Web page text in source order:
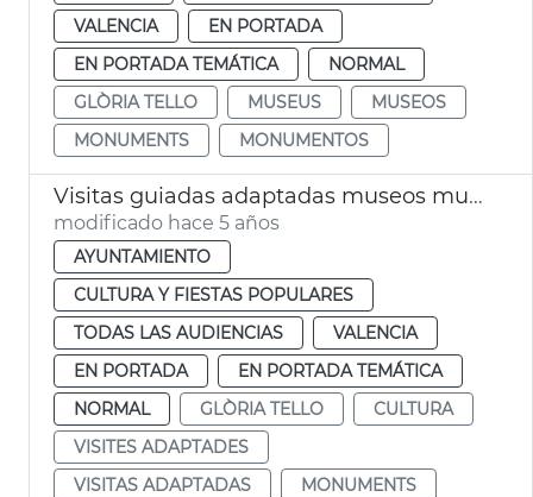
VALENCIA
EN PORTADA
EN PORTADA TEMÁTICA
NORMAL
GLÒRIA TELLO
MUSEUS
MUSEOS
MONUMENTS
MONUMENTOS
Visitas guiadas adaptadas museos municipales
modificado hace 5 años
AYUNTAMIENTO
CULTURA Y FIESTAS POPULARES
TODAS LAS AUDIENCIAS
VALENCIA
EN PORTADA
EN PORTADA TEMÁTICA
NORMAL
GLÒRIA TELLO
CULTURA
VISITES ADAPTADES
VISITAS ADAPTADAS
MONUMENTS